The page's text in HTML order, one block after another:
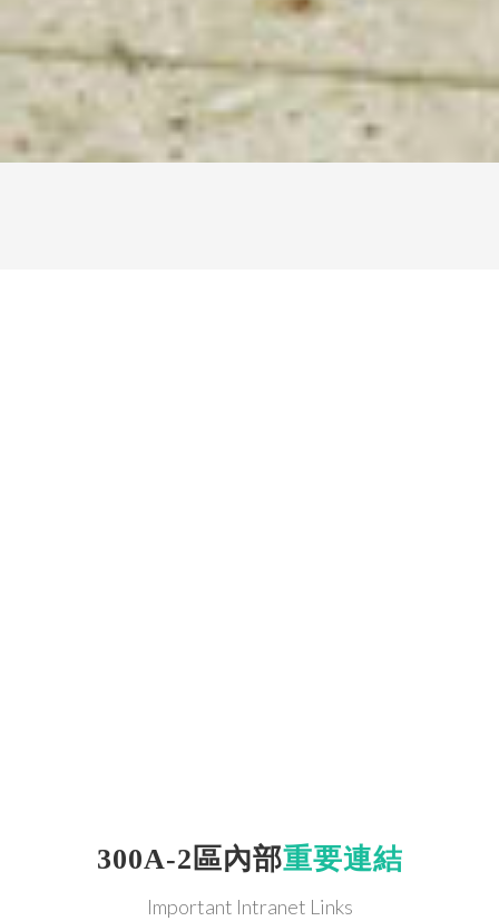
300A-2區內部重要連結
Important Intranet Links